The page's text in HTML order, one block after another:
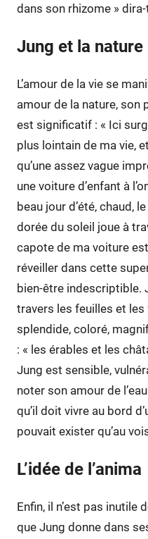
dans son rhizome »
Jung et la nature
L’amour de la vie se
amour de la nature, son
est significatif : « Ici
plus lointain de ma vie,
qu’une assez vague
une voiture d’enfant à
beau jour d’été, chaud,
dorée du soleil joue à
capote de ma voiture
réveiller dans cette
bien-être indescriptible.
travers les feuilles et
splendide, coloré,
: « les érables et les
Jung est sensible,
noter son amour de
qu’il doit vivre au bord
pouvait exister qu’au
L’idée de l’anima
Enfin, il n’est pas inutile
que Jung donne dans